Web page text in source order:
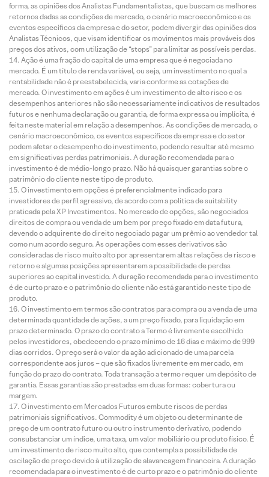
forma, as opiniões dos Analistas Fundamentalistas, que buscam os melhores
retornos dadas as condições de mercado, o cenário macroeconômico e os
eventos específicos da empresa e do setor, podem divergir das opiniões dos
Analistas Técnicos, que visam identificar os movimentos mais prováveis dos
preços dos ativos, com utilização de “stops” para limitar as possíveis perdas.
Ação é uma fração do capital de uma empresa que é negociada no
mercado. É um título de renda variável, ou seja, um investimento no qual a
rentabilidade não é preestabelecida, varia conforme as cotações de
mercado. O investimento em ações é um investimento de alto risco e os
desempenhos anteriores não são necessariamente indicativos de resultados
futuros e nenhuma declaração ou garantia, de forma expressa ou implícita, é
feita neste material em relação a desempenhos. As condições de mercado, o
cenário macroeconômico, os eventos específicos da empresa e do setor
podem afetar o desempenho do investimento, podendo resultar até mesmo
em significativas perdas patrimoniais. A duração recomendada para o
investimento é de médio-longo prazo. Não há quaisquer garantias sobre o
patrimônio do cliente neste tipo de produto.
O investimento em opções é preferencialmente indicado para
investidores de perfil agressivo, de acordo com a política de suitability
praticada pela XP Investimentos. No mercado de opções, são negociados
direitos de compra ou venda de um bem por preço fixado em data futura,
devendo o adquirente do direito negociado pagar um prêmio ao vendedor tal
como num acordo seguro. As operações com esses derivativos são
consideradas de risco muito alto por apresentarem altas relações de risco e
retorno e algumas posições apresentarem a possibilidade de perdas
superiores ao capital investido. A duração recomendada para o investimento
é de curto prazo e o patrimônio do cliente não está garantido neste tipo de
produto.
O investimento em termos são contratos para compra ou a venda de uma
determinada quantidade de ações, a um preço fixado, para liquidação em
prazo determinado. O prazo do contrato a Termo é livremente escolhido
pelos investidores, obedecendo o prazo mínimo de 16 dias e máximo de 999
dias corridos. O preço será o valor da ação adicionado de uma parcela
correspondente aos juros – que são fixados livremente em mercado, em
função do prazo do contrato. Toda transação a termo requer um depósito de
garantia. Essas garantias são prestadas em duas formas: cobertura ou
margem.
O investimento em Mercados Futuros embute riscos de perdas
patrimoniais significativos. Commodity é um objeto ou determinante de
preço de um contrato futuro ou outro instrumento derivativo, podendo
consubstanciar um índice, uma taxa, um valor mobiliário ou produto físico. É
um investimento de risco muito alto, que contempla a possibilidade de
oscilação de preço devido à utilização de alavancagem financeira. A duração
recomendada para o investimento é de curto prazo e o patrimônio do cliente